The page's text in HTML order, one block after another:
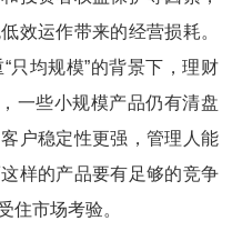
效运作带来的经营损耗。
只均规模”的背景下，理财
一些小规模产品仍有清盘
户稳定性更强，管理人能
样的产品要有足够的竞争
住市场考验。